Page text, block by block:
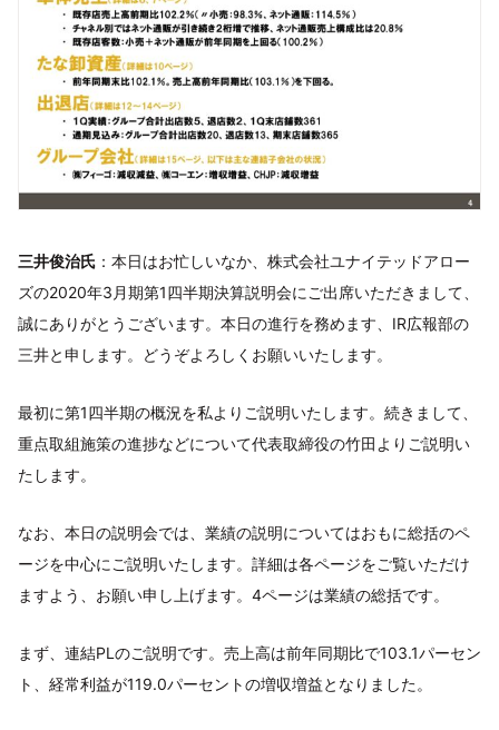
三井俊治氏 ：本日はお忙しいなか、株式会社ユナイテッドアロー
ズの2020年3月期第1四半期決算説明会にご出席いただきまして、
誠にありがとうございます。本日の進行を務めます、IR広報部の
三井と申します。どうぞよろしくお願いいたします。
最初に第1四半期の概況を私よりご説明いたします。続きまして、
重点取組施策の進捗などについて代表取締役の竹田よりご説明い
たします。
なお、本日の説明会では、業績の説明についてはおもに総括のペ
ージを中心にご説明いたします。詳細は各ページをご覧いただけ
ますよう、お願い申し上げます。4ページは業績の総括です。
まず、連結PLのご説明です。売上高は前年同期比で103.1パーセン
ト、経常利益が119.0パーセントの増収増益となりました。